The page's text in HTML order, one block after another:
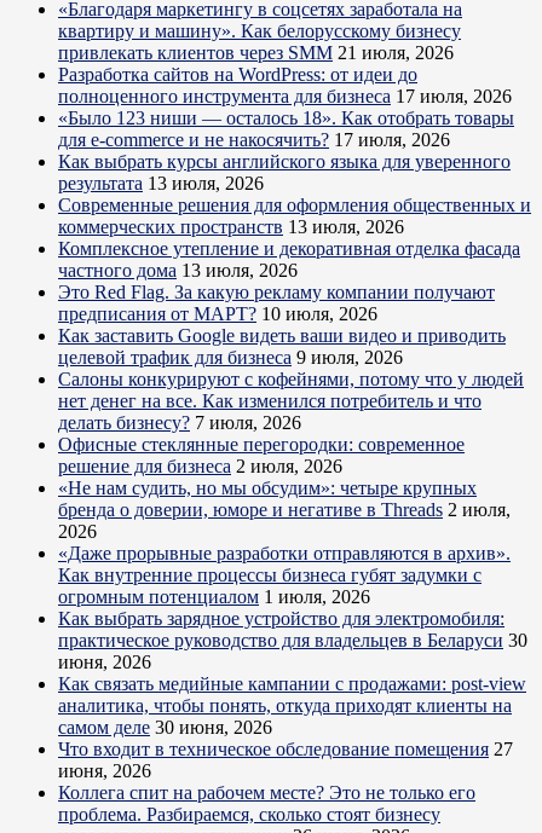
«Благодаря маркетингу в соцсетях заработала на
квартиру и машину». Как белорусскому бизнесу
привлекать клиентов через SMM 21 июля, 2026
Разработка сайтов на WordPress: от идеи до
полноценного инструмента для бизнеса 17 июля, 2026
«Было 123 ниши — осталось 18». Как отобрать товары
для e-commerce и не накосячить? 17 июля, 2026
Как выбрать курсы английского языка для уверенного
результата 13 июля, 2026
Современные решения для оформления общественных и
коммерческих пространств 13 июля, 2026
Комплексное утепление и декоративная отделка фасада
частного дома 13 июля, 2026
Это Red Flag. За какую рекламу компании получают
предписания от МАРТ? 10 июля, 2026
Как заставить Google видеть ваши видео и приводить
целевой трафик для бизнеса 9 июля, 2026
Салоны конкурируют с кофейнями, потому что у людей
нет денег на все. Как изменился потребитель и что
делать бизнесу? 7 июля, 2026
Офисные стеклянные перегородки: современное
решение для бизнеса 2 июля, 2026
«Не нам судить, но мы обсудим»: четыре крупных
бренда о доверии, юморе и негативе в Threads 2 июля,
2026
«Даже прорывные разработки отправляются в архив».
Как внутренние процессы бизнеса губят задумки с
огромным потенциалом 1 июля, 2026
Как выбрать зарядное устройство для электромобиля:
практическое руководство для владельцев в Беларуси 30
июня, 2026
Как связать медийные кампании с продажами: post-view
аналитика, чтобы понять, откуда приходят клиенты на
самом деле 30 июня, 2026
Что входит в техническое обследование помещения 27
июня, 2026
Коллега спит на рабочем месте? Это не только его
проблема. Разбираемся, сколько стоят бизнесу